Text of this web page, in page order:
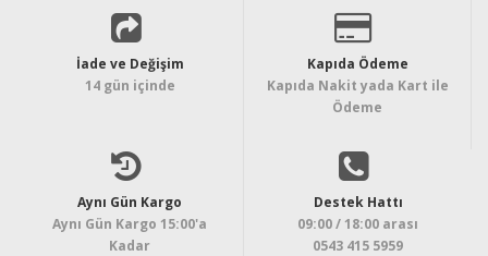
İade ve Değişim
14 gün içinde
Kapıda Ödeme
Kapıda Nakit yada Kart ile
Ödeme
Aynı Gün Kargo
Aynı Gün Kargo 15:00'a
Kadar
Destek Hattı
09:00 / 18:00 arası
0543 415 5959